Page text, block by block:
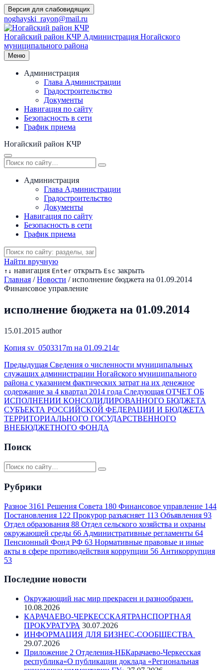
Перейти
к
содержимому
Версия для слабовидящих
noghayski_rayon@mail.ru
Ногайский район КЧР Администрация Ногайского
муниципального района
Меню
Администрация
Глава Администрации
Градостроительство
Документы
Навигация по сайту
Безопасность в сети
График приема
Ногайский район КЧР
Администрация
Глава Администрации
Градостроительство
Документы
Навигация по сайту
Безопасность в сети
График приема
Найти вручную
↑ ↓ навигация Enter открыть Esc закрыть
Главная / Новости / исполнение бюджета на 01.09.2014
Финансовое управление
исполнение бюджета на 01.09.2014
15.01.2015 author
Копия sv_0503317m на 01.09.214г
Предыдущая Сведения о численности муниципальных
служащих администрации Ногайского муниципального
района с указанием фактических затрат на их денежное
содержание за 4 квартал 2014 года Следующая ОТЧЕТ ОБ
ИСПОЛНЕНИИ КОНСОЛИДИРОВАННОГО БЮДЖЕТА
СУБЪЕКТА РОССИЙСКОЙ ФЕДЕРАЦИИ И БЮДЖЕТА
ТЕРРИТОРИАЛЬНОГО ГОСУДАРСТВЕННОГО
ВНЕБЮДЖЕТНОГО ФОНДА
Поиск
Рубрики
Разное 3161 Решения Совета 180 Финансовое управление 144
Постановления 122 Прокурор разъясняет 113 Объявления 93
Отдел образования 88 Отдел сельского хозяйства и охраны
окружающей среды 66 Административные регламенты 64
Пенсионный Фонд РФ 63 Нормативные правовые и иные
акты в сфере противодействия коррупции 56 Антикоррупция
53
Последние новости
Окружающий нас мир прекрасен и разнообразен.
10.08.2026
КАРАЧАЕВО-ЧЕРКЕССКАЯТРАНСПОРТНАЯ
ПРОКУРАТУРА 30.07.2026
ИНФОРМАЦИЯ ДЛЯ БИЗНЕС-СООБЩЕСТВА
29.07.2026
Приложение 2 Отделения-НБКарачаево-Черкесская
республика«О публикации доклада «Региональная